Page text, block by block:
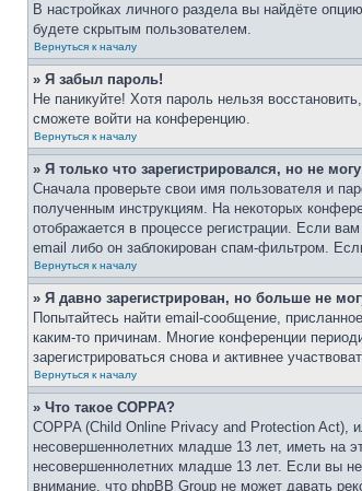
В настройках личного раздела вы найдёте опцию
будете скрытым пользователем.
Вернуться к началу
» Я забыл пароль!
Не паникуйте! Хотя пароль нельзя
сможете войти на конференцию.
Вернуться к началу
» Я только что зарегистрировался, но не
Сначала проверьте свои имя пользователя и
полученным инструкциям. На некоторых
отображается в процессе регистрации. Если
email либо он заблокирован спам-фильтром.
Вернуться к началу
» Я давно зарегистрирован, но больше не
Попытайтесь найти email-сообщение,
каким-то причинам. Многие конференции
зарегистрироваться снова и активнее
Вернуться к началу
» Что такое COPPA?
COPPA (Child Online Privacy and Protection Act),
несовершеннолетних младше 13 лет, иметь на
несовершеннолетних младше 13 лет. Если вы
внимание, что phpBB Group не может давать